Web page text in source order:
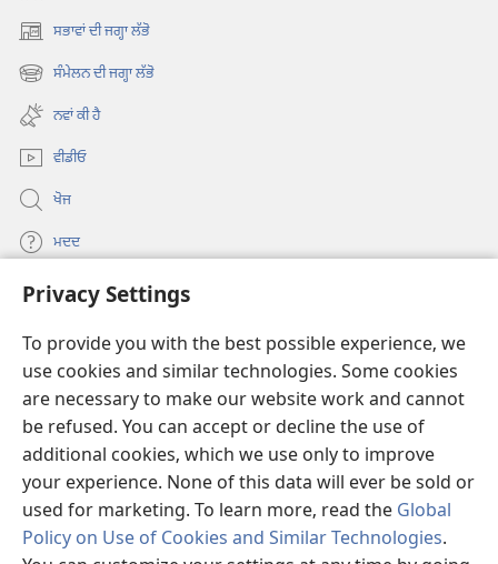
Privacy Settings
To provide you with the best possible experience, we
use cookies and similar technologies. Some cookies
are necessary to make our website work and cannot
be refused. You can accept or decline the use of
additional cookies, which we use only to improve
your experience. None of this data will ever be sold or
used for marketing. To learn more, read the Global
Policy on Use of Cookies and Similar Technologies.
ਸਭਾਵਾਂ ਦੀ ਜਗ੍ਹਾ ਲੱਭੋ
(opens
new ਸੰਮੇਲਨ ਦੀ ਜਗ੍ਹਾ ਲੱਭੋ
(opens
new
window)
ਨਵਾਂ ਕੀ ਹੈ
ਵੀਡੀਓ
ਖੋਜ
ਮਦਦ
ਦਾਨ
new
window)Watchtower ONLINE LIBRARY™
(opens
new
window)JW Hub
(opens
new
window)
®